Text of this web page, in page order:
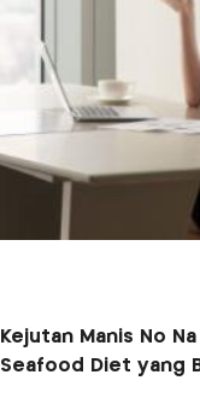
Kejutan Manis No
Seafood Diet yang